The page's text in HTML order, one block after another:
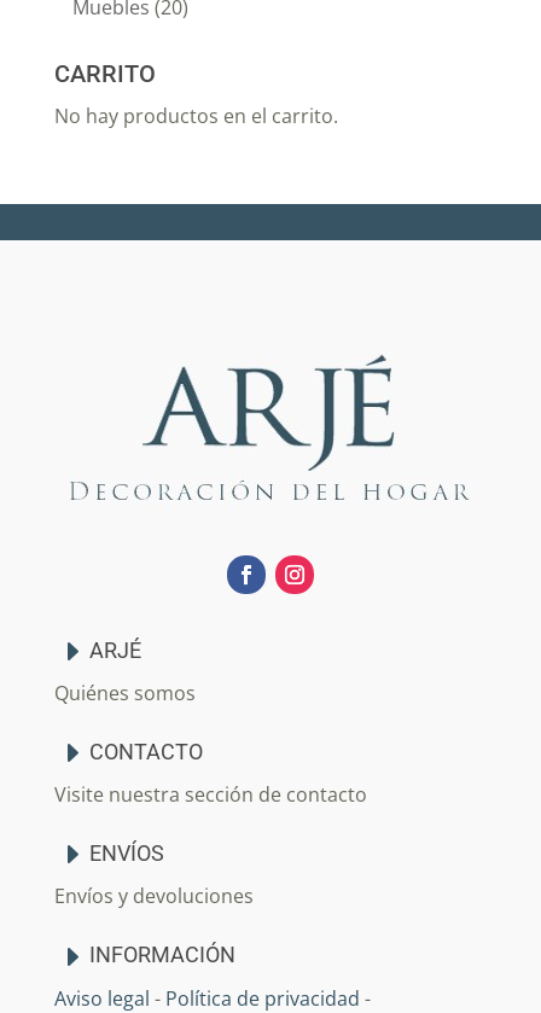
Muebles (20)
CARRITO
No hay productos en el carrito.
ARJÉ
Quiénes somos
CONTACTO
Visite nuestra sección de contacto
ENVÍOS
Envíos y devoluciones
INFORMACIÓN
Aviso legal - Política de privacidad -